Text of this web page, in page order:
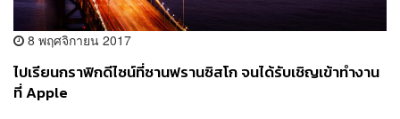
8 พฤศจิกายน 2017
ไปเรียนกราฟิกดีไซน์ที่ซานฟรานซิสโก จนได้รับเชิญเข้าทำงาน
ที่ Apple